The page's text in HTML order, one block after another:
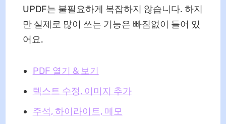
UPDF는 불필요하게 복잡하지 않습니다. 하지
만 실제로 많이 쓰는 기능은 빠짐없이 들어 있
어요.
PDF 열기 & 보기
텍스트 수정, 이미지 추가
주석, 하이라이트, 메모